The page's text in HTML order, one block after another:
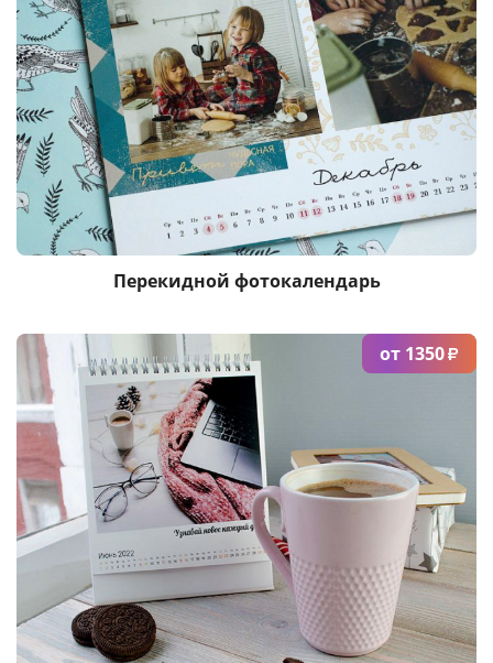
Полиграфия
Услуги и сервис
Магазин
Перекидной фотокалендарь
от 1350₽